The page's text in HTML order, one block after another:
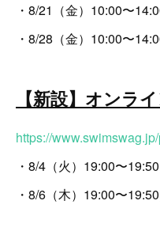
・8/21（金）10:00〜
・8/28（金）10:00〜
【新設】オンラ
https://
・8/4（火）19:00〜
・8/6（木）19:00〜